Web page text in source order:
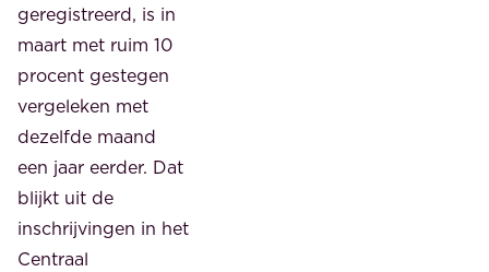
geregistreerd, is in
maart met ruim 10
procent gestegen
vergeleken met
dezelfde maand
een jaar eerder. Dat
blijkt uit de
inschrijvingen in het
Centraal